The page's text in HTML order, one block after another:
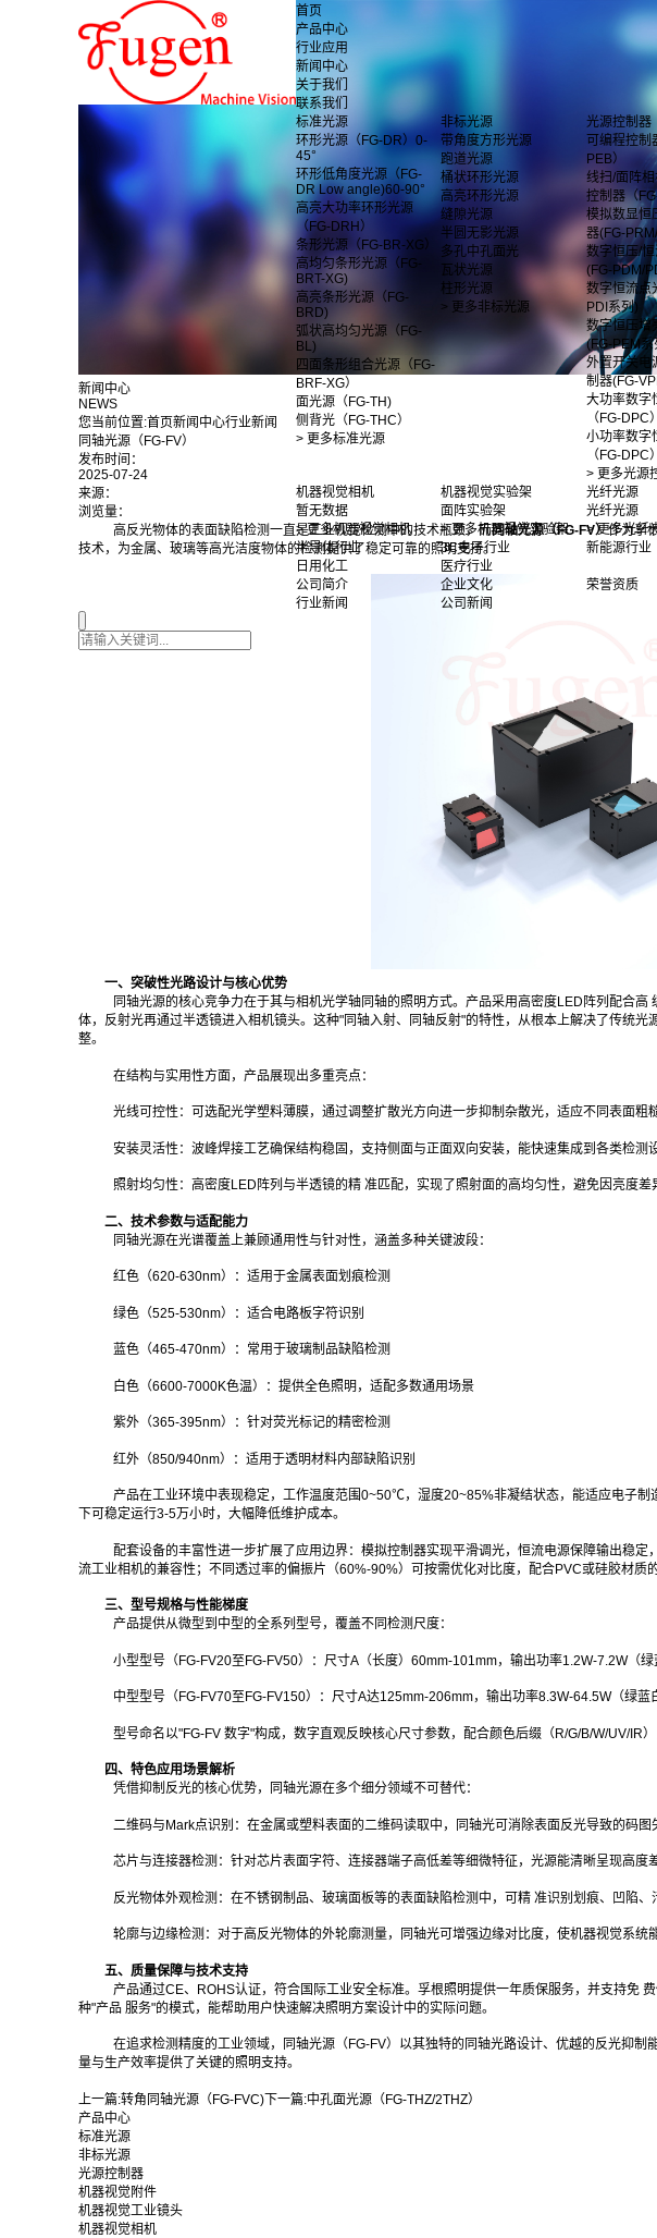
首页
产品中心
行业应用
新闻中心
关于我们
联系我们
标准光源
环形光源（FG-DR）0-
45°
环形低角度光源（FG-
DR Low angle)60-90°
高亮大功率环形光源
（FG-DRH）
条形光源（FG-BR-XG）
高均匀条形光源（FG-
BRT-XG)
高亮条形光源（FG-
BRD)
弧状高均匀光源（FG-
BL)
四面条形组合光源（FG-
BRF-XG）
面光源（FG-TH)
侧背光（FG-THC）
> 更多标准光源
非标光源
带角度方形光源
跑道光源
桶状环形光源
高亮环形光源
缝隙光源
半圆无影光源
多孔中孔面光
瓦状光源
柱形光源
> 更多非标光源
光源控制器
可编程控制
PEB）
线扫/面阵
控制器（
模拟数显恒
器(FG-
数字恒压/
(FG-PDM/
数字恒流点
PDI系列)
数字恒压增
(FG-PEM系
外置开关电
制器(FG-
大功率数字
（FG-DPC）
小功率数字
（FG-DPC）
> 更多光源
机器视觉相机
暂无数据
> 更多机器视觉相机
机器视觉实验架
面阵实验架
> 更多机器视觉实验架
光纤光源
光纤光源
> 更多光纤
半导体行业
3C电子行业 新能源行业
日用化工
医疗行业
公司简介
企业文化 荣誉资质
行业新闻
公司新闻
新闻中心
NEWS
您当前位置:首页新闻中心行业新闻
同轴光源（FG-FV）
发布时间：
2025-07-24
来源：
浏览量：
高反光物体的表面缺陷检测一直是工业视觉检测中的技术瓶颈，而同轴光源（FG-FV）作为孚
技术，为金属、玻璃等高光洁度物体的检测提供了稳定可靠的照明支持。
一、突破性光路设计与核心优势
同轴光源的核心竞争力在于其与相机光学轴同轴的照明方式。产品采用高密度LED阵列配合
体，反射光再通过半透镜进入相机镜头。这种"同轴入射、同轴反射"的特性，从根本上解决了传统
整。
在结构与实用性方面，产品展现出多重亮点：
光线可控性：可选配光学塑料薄膜，通过调整扩散光方向进一步抑制杂散光，适应不同表面粗
安装灵活性：波峰焊接工艺确保结构稳固，支持侧面与正面双向安装，能快速集成到各类检测
照射均匀性：高密度LED阵列与半透镜的精 准匹配，实现了照射面的高均匀性，避免因亮度差
二、技术参数与适配能力
同轴光源在光谱覆盖上兼顾通用性与针对性，涵盖多种关键波段：
红色（620-630nm）：适用于金属表面划痕检测
绿色（525-530nm）：适合电路板字符识别
蓝色（465-470nm）：常用于玻璃制品缺陷检测
白色（6600-7000K色温）：提供全色照明，适配多数通用场景
紫外（365-395nm）：针对荧光标记的精密检测
红外（850/940nm）：适用于透明材料内部缺陷识别
产品在工业环境中表现稳定，工作温度范围0~50℃，湿度20~85%非凝结状态，能适应电子
下可稳定运行3-5万小时，大幅降低维护成本。
配套设备的丰富性进一步扩展了应用边界：模拟控制器实现平滑调光，恒流电源保障输出稳
流工业相机的兼容性；不同透过率的偏振片（60%-90%）可按需优化对比度，配合PVC或硅胶材质
三、型号规格与性能梯度
产品提供从微型到中型的全系列型号，覆盖不同检测尺度：
小型型号（FG-FV20至FG-FV50）：尺寸A（长度）60mm-101mm，输出功率1.2W-7.2W（绿
中型型号（FG-FV70至FG-FV150）：尺寸A达125mm-206mm，输出功率8.3W-64.5W（绿蓝
型号命名以"FG-FV 数字"构成，数字直观反映核心尺寸参数，配合颜色后缀（R/G/B/W/UV/IR）
四、特色应用场景解析
凭借抑制反光的核心优势，同轴光源在多个细分领域不可替代：
二维码与Mark点识别：在金属或塑料表面的二维码读取中，同轴光可消除表面反光导致的码图
芯片与连接器检测：针对芯片表面字符、连接器端子高低差等细微特征，光源能清晰呈现高度
反光物体外观检测：在不锈钢制品、玻璃面板等的表面缺陷检测中，可精 准识别划痕、凹陷、
轮廓与边缘检测：对于高反光物体的外轮廓测量，同轴光可增强边缘对比度，使机器视觉系统
五、质量保障与技术支持
产品通过CE、ROHS认证，符合国际工业安全标准。孚根照明提供一年质保服务，并支持免
种"产品 服务"的模式，能帮助用户快速解决照明方案设计中的实际问题。
在追求检测精度的工业领域，同轴光源（FG-FV）以其独特的同轴光路设计、优越的反光抑
量与生产效率提供了关键的照明支持。‍
上一篇:转角同轴光源（FG-FVC)下一篇:中孔面光源（FG-THZ/2THZ）
产品中心
标准光源
非标光源
光源控制器
机器视觉附件
机器视觉工业镜头
机器视觉相机